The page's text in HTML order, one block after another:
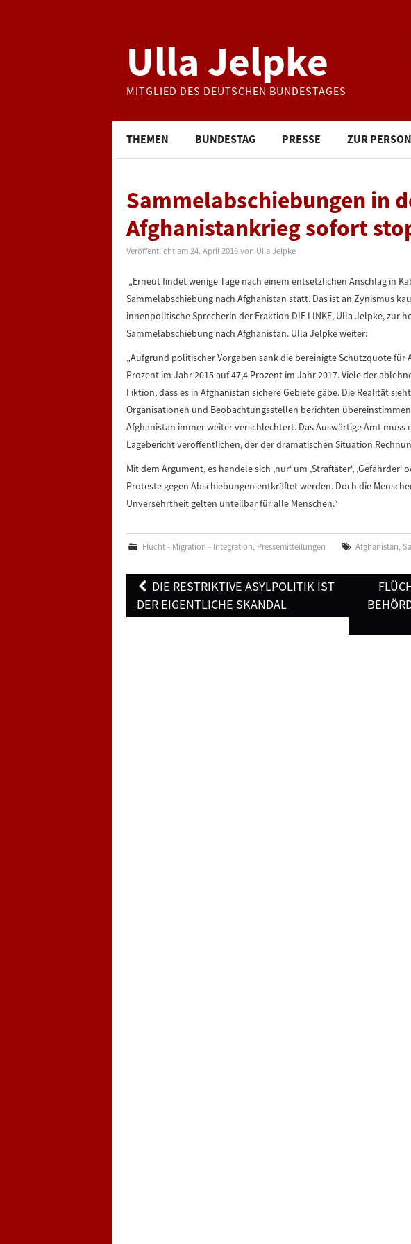
Ulla Jelpke
MITGLIED DES DEUTSCHEN BUNDESTAGES
THEMEN BUNDESTAG PRESSE ZUR PERSON
Sammelabschiebungen in
Afghanistankrieg sofort
Veröffentlicht am 24. April 2018 von Ulla Jelpke
„Erneut findet wenige Tage nach einem entsetzlichen Anschlag in
Sammelabschiebung nach Afghanistan statt. Das ist an Zynismus
innenpolitische Sprecherin der Fraktion DIE LINKE, Ulla Jelpke, zur
Sammelabschiebung nach Afghanistan. Ulla Jelpke weiter:
„Aufgrund politischer Vorgaben sank die bereinigte Schutzquote für
Prozent im Jahr 2015 auf 47,4 Prozent im Jahr 2017. Viele der
Fiktion, dass es in Afghanistan sichere Gebiete gäbe. Die Realität
Organisationen und Beobachtungsstellen berichten
Afghanistan immer weiter verschlechtert. Das Auswärtige Amt
Lagebericht veröffentlichen, der der dramatischen Situation
Mit dem Argument, es handele sich ‚nur‘ um ‚Straftäter‘, ‚Gefährder‘
Proteste gegen Abschiebungen entkräftet werden. Doch die
Unversehrtheit gelten unteilbar für alle Menschen.“
Flucht - Migration - Integration, Pressemitteilungen Afghanistan,
Post
navigation
DIE RESTRIKTIVE ASYLPOLITIK IST
DER EIGENTLICHE SKANDAL